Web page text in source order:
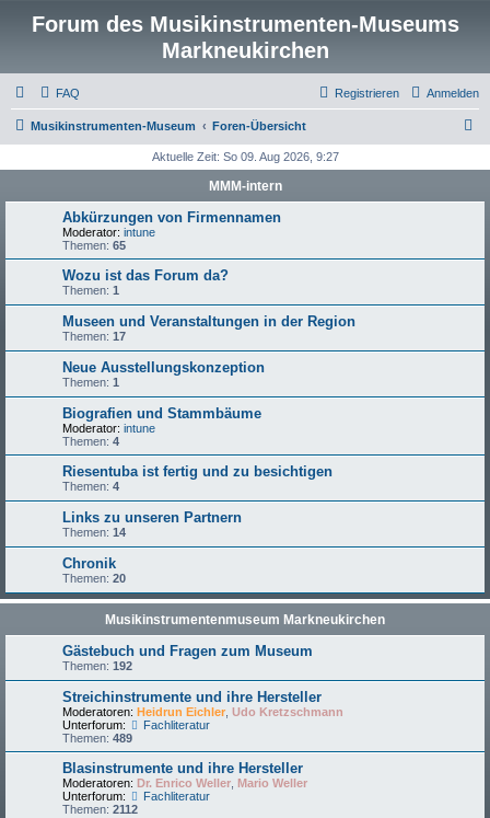
Forum des Musikinstrumenten-Museums
Markneukirchen
FAQ Anmelden
Registrieren
Musikinstrumenten-Museum Foren-Übersicht
h
Aktuelle Zeit: So 09. Aug 2026, 9:27
MMM-intern
Abkürzungen von Firmennamen
Moderator: intune
Themen: 65
Wozu ist das Forum da?
Themen: 1
Museen und Veranstaltungen in der Region
Themen: 17
Neue Ausstellungskonzeption
Themen: 1
Biografien und Stammbäume
Moderator: intune
Themen: 4
Riesentuba ist fertig und zu besichtigen
Themen: 4
Links zu unseren Partnern
Themen: 14
Chronik
Themen: 20
Musikinstrumentenmuseum Markneukirchen
Gästebuch und Fragen zum Museum
Themen: 192
Streichinstrumente und ihre Hersteller
Moderatoren: Heidrun Eichler Udo Kretzschmann
Unterforum:
Fachliteratur
Themen: 489
Blasinstrumente und ihre Hersteller
Moderatoren: Dr. Enrico Weller Mario Weller
Unterforum:
Fachliteratur
Themen: 2112